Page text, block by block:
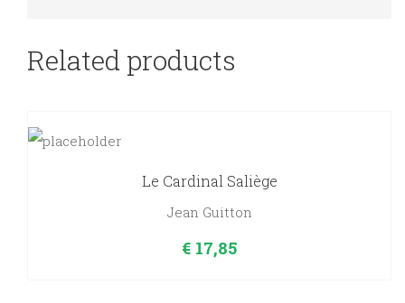
Related products
Le Cardinal Saliège
Jean Guitton
€ 17,85